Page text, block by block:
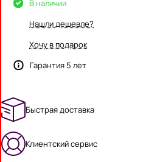
В наличии
Нашли дешевле?
Хочу в подарок
Гарантия 5 лет
Быстрая доставка
Клиентский сервис